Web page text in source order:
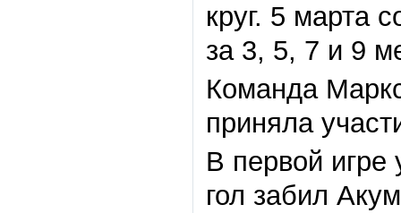
круг. 5 марта
за 3, 5, 7 и 9
Команда
приняла
В первой игре
гол забил